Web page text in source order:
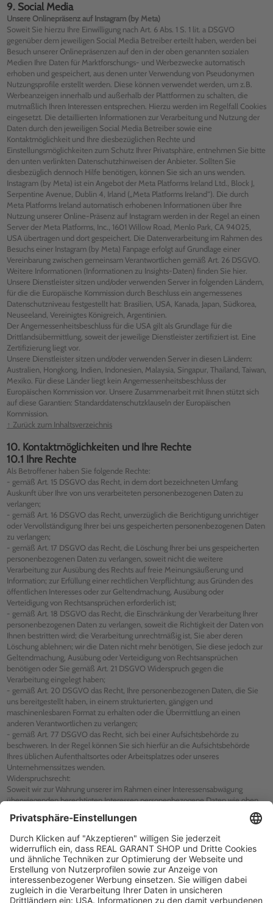
9. Social Media
Unsere Onlinepräsenz auf Instagram (by Meta)
Soweit Sie hierzu Ihre Einwilligung nach Art. 6 Abs. 1 S. 1 lit. a DSGVO
gegenüber dem jeweiligen Social Media Betreiber erteilt haben, werden bei
Besuch unserer Onlinepräsenzen auf den in der oben genannten sozialen
Medien Ihre Daten für Marktforschungs- und Werbezwecke automatisch
erhoben und gespeichert, aus denen unter Verwendung von Pseudonymen
Nutzungsprofile erstellt werden. Diese können verwendet werden, um z.B.
Werbeanzeigen innerhalb und außerhalb der Plattformen zu schalten, die
mutmaßlich Ihren Interessen entsprechen. Hierzu werden im Regelfall Cookies
eingesetzt. Die detaillierten Informationen zur Verarbeitung und Nutzung der
Daten durch den jeweiligen Social Media Betreiber sowie eine
Kontaktmöglichkeit und Ihre diesbezüglichen Rechte und
Einstellungsmöglichkeiten zum Schutz Ihrer Privatsphäre, entnehmen Sie bitte
den unten verlinkten Datenschutzhinweisen der Anbieter. Sollten Sie
diesbezüglich dennoch Hilfe benötigen, können Sie sich an uns wenden.
Instagram (by Meta) ist ein Angebot der Meta Platforms Ireland Ltd., Block J,
Serpentine Avenue, Dublin 4, Irland („Meta Platforms Ireland“). Die durch
Meta Platforms Ireland automatisch erhobenen Informationen über Ihre
Nutzung unserer Online-Präsenz auf Instagram werden in der Regel an einen
Server der Meta Platforms, Inc., 1601 Willow Road, Menlo Park, CA 94025,
USA übertragen und dort gespeichert. Die Datenverarbeitung im Rahmen des
Besuchs einer Instagram (by Meta) Fanpage erfolgt auf Grundlage einer
Vereinbarung zwischen gemeinsam Verantwortlichen gemäß Art. 26 DSGVO.
Weitere Informationen (Informationen zu Insights-Daten) finden Sie hier.
Unsere Dienstleister sitzen und/oder verwenden Server in folgenden Ländern,
für die die Europäische Kommission durch Beschluss ein angemessenes
Datenschutzniveau festgestellt hat: Brasilien, USA, Kanada, Japan, Südkorea,
Neuseeland, Vereinigtes Königreich, Argentinien.
Der Angemessenheitsbeschluss für die USA gilt als Grundlage für die
Drittlandsübermittlung, soweit der jeweilige Dienstleister zertifiziert ist. Eine
Zertifizierung liegt vor.
Unsere Dienstleister sitzen und/oder verwenden Server in diesen Ländern:
Australien, Hongkong, Indien, Indonesien, Malaysia, Singapur, Thailand, Taiwan,
Mexiko. Für diese Länder liegt kein Angemessenheitsbeschluss der
Europäischen Kommission vor. Unsere Zusammenarbeit mit Ihnen stützt sich
auf diese Garantien: Standarddatenschutzklauseln der Europäischen
Kommission.
↑ Zurück zum Inhaltsverzeichnis
10. Kontaktmöglichkeiten und Ihre Rechte
10.1 Ihre Rechte
Als Betroffener haben Sie folgende Rechte:
- gemäß Art. 15 DSGVO das Recht, in dem dort bezeichneten Umfang
Auskunft über Ihre von uns verarbeiteten personenbezogenen Daten zu
verlangen;
- gemäß Art. 16 DSGVO das Recht, unverzüglich die Berichtigung unrichtiger
oder Vervollständigung Ihrer bei uns gespeicherten personenbezogenen Daten
zu verlangen;
- gemäß Art. 17 DSGVO das Recht, die Löschung Ihrer bei uns gespeicherten
personenbezogenen Daten zu verlangen, soweit nicht die weitere
Verarbeitung zur Ausübung des Rechts auf freie Meinungsäußerung und
Information; zur Erfüllung einer rechtlichen Verpflichtung; aus Gründen des
öffentlichen Interesses oder zur Geltendmachung, Ausübung oder
Verteidigung von Rechtsansprüchen erforderlich ist;
- gemäß Art. 18 DSGVO das Recht, die Einschränkung der Verarbeitung Ihrer
personenbezogenen Daten zu verlangen, soweit die Richtigkeit der Daten von
Ihnen bestritten wird; die Verarbeitung unrechtmäßig ist, Sie aber deren
Löschung ablehnen; wir die Daten nicht mehr benötigen, Sie diese jedoch zur
Geltendmachung, Ausübung oder Verteidigung von Rechtsansprüchen
benötigen oder Sie gemäß Art. 21 DSGVO Widerspruch gegen die
Verarbeitung eingelegt haben;
- gemäß Art. 20 DSGVO das Recht, Ihre personenbezogenen Daten, die Sie
uns bereitgestellt haben, in einem strukturierten, gängigen und
maschinenlesbaren Format zu erhalten oder die Übermittlung an einen
anderen Verantwortlichen zu verlangen;
- gemäß Art. 77 DSGVO das Recht, sich bei einer Aufsichtsbehörde zu
beschweren. In der Regel können Sie sich hierfür an die Aufsichtsbehörde
Ihres üblichen Aufenthaltsortes oder Arbeitsplatzes oder unseres
Unternehmenssitzes wenden.
Widerspruchsrecht:
Soweit wir zur Wahrung unserer im Rahmen einer Interessensabwägung
überwiegenden berechtigten Interessen personenbezogene Daten wie oben
Zukunft widersprechen. Erfolgt die Verarbeitung zu Zwecken des
Direktmarketings, können Sie dieses Recht jederzeit wie oben beschrieben
ausüben. Soweit die Verarbeitung zu anderen Zwecken erfolgt, steht Ihnen ein
Widerspruchsrecht nur bei Vorliegen von Gründen, die sich aus Ihrer
besonderen Situation ergeben, zu. Nach Ausübung Ihres Widerspruchsrechts
werden wir Ihre personenbezogenen Daten nicht weiter zu diesen Zwecken
verarbeiten, es sei denn, wir können zwingende schutzwürdige Gründe für die
Verarbeitung nachweisen, die Ihre Interessen, Rechte und Freiheiten